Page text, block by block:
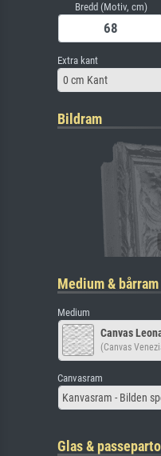
Bredd (Motiv, cm)
Extra kant
0 cm Kant
Bildram
Medium & bårram
Medium
Canvas
(Canvas
Canvasram
Kanvasram - Bilden
Glas &